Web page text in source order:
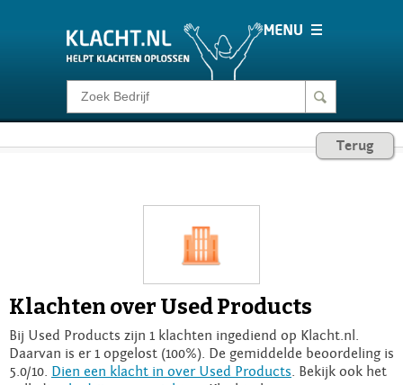
Klacht melden
Login
Terug
Klachten over Used Products
Bij Used Products zijn 1 klachten ingediend op Klacht.nl.
Daarvan is er 1 opgelost (100%). De gemiddelde beoordeling is
5.0/10. Dien een klacht in over Used Products . Bekijk ook het